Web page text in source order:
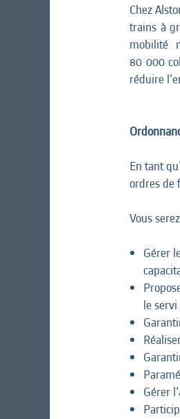
Chez
trains à
mobilité
80 000
réduire
En tant
ordres de
Vous
Gérer
le
Gérer